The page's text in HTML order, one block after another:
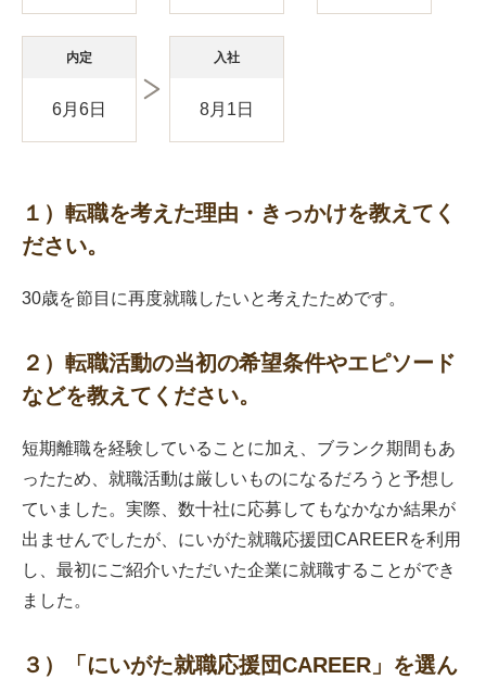
内定
6月6日
入社
8月1日
１）転職を考えた理由・きっかけを教えてく
ださい。
30歳を節目に再度就職したいと考えたためです。
２）転職活動の当初の希望条件やエピソード
などを教えてください。
短期離職を経験していることに加え、ブランク期間もあ
ったため、就職活動は厳しいものになるだろうと予想し
ていました。実際、数十社に応募してもなかなか結果が
出ませんでしたが、にいがた就職応援団CAREERを利用
し、最初にご紹介いただいた企業に就職することができ
ました。
３）「にいがた就職応援団CAREER」を選ん